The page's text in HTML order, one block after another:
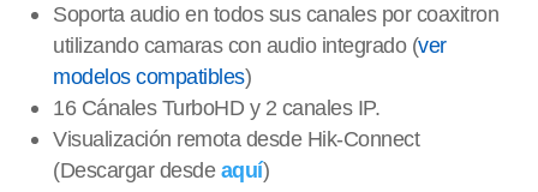
Soporta audio en todos sus canales por coaxitron
utilizando camaras con audio integrado (ver
modelos compatibles)
16 Cánales TurboHD y 2 canales IP.
Visualización remota desde Hik-Connect
(Descargar desde aquí)